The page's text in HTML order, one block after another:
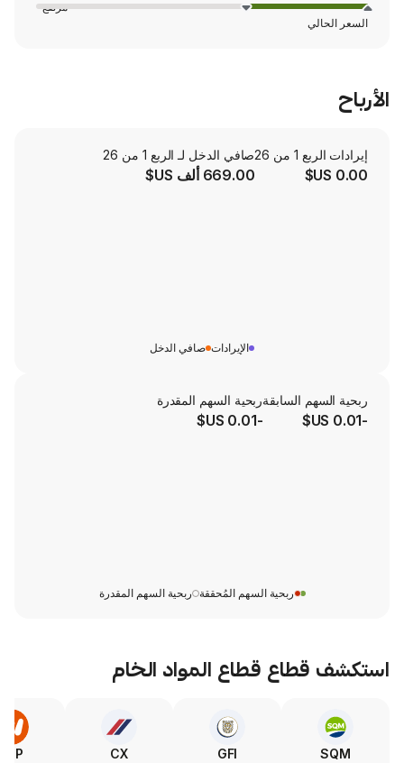
مرتفع
صافي الدخل لـ الربع 1 من 26
669.00 ألف US$
ربحية السهم المقدرة
-0.01 US$
ربحية السهم المُحققة ربحية السهم المقدرة
قطاع المواد الخام
GFI
CX
BHP